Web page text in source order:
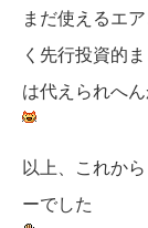
まだ使えるエ
く先行投資的
は代えられへ
以上、これか
ーでした